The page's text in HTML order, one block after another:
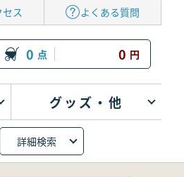
ス よくある質問
0 点 0 円
グッズ・他
詳細検索